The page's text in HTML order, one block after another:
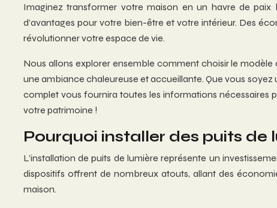
Imaginez transformer votre maison en un havre de paix
d’avantages pour votre bien-être et votre intérieur. Des
révolutionner votre espace de vie.
Nous allons explorer ensemble comment choisir le modèle
une ambiance chaleureuse et accueillante. Que vous soyez
complet vous fournira toutes les informations nécessaires
votre patrimoine !
Pourquoi installer des puits de
L’installation de puits de lumière représente un
dispositifs offrent de nombreux atouts, allant des
maison.